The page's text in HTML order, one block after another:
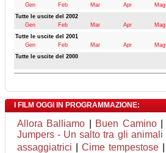
Gen
Feb Mar Apr Mag
Tutte le uscite del 2002
Gen
Feb Mar Apr Mag
Tutte le uscite del 2001
Gen
Feb Mar Apr Mag
Tutte le uscite del 2000
I FILM OGGI IN PROGRAMMAZIONE:
Allora Balliamo Buen Camino|
Jumpers - Un salto tra gli animali
assaggiatrici
Cime tempestose|